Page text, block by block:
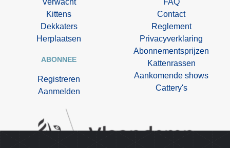
Verwacht
Kittens
Dekkaters
Herplaatsen
ABONNEE
Registreren
Aanmelden
FAQ
Contact
Reglement
Privacyverklaring
Abonnementsprijzen
Kattenrassen
Aankomende shows
Cattery's